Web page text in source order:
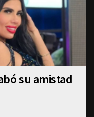
su amistad